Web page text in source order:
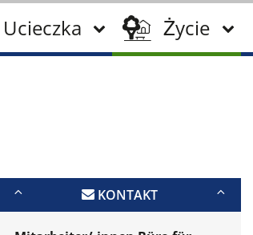
Ucieczka Życie
KONTAKT